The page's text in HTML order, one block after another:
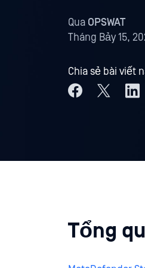
Qua OPSWAT
Tháng Bảy 15,
Chia sẻ bài viết
Tổng